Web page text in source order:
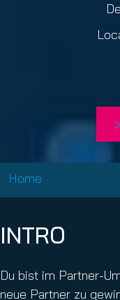
Home
INTRO
Du bist im Partner-
neue Partner zu